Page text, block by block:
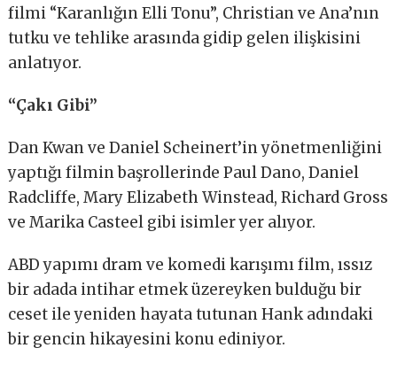
filmi “Karanlığın Elli Tonu”, Christian ve Ana’nın
tutku ve tehlike arasında gidip gelen ilişkisini
anlatıyor.
“Çakı Gibi”
Dan Kwan ve Daniel Scheinert’in yönetmenliğini
yaptığı filmin başrollerinde Paul Dano, Daniel
Radcliffe, Mary Elizabeth Winstead, Richard Gross
ve Marika Casteel gibi isimler yer alıyor.
ABD yapımı dram ve komedi karışımı film, ıssız
bir adada intihar etmek üzereyken bulduğu bir
ceset ile yeniden hayata tutunan Hank adındaki
bir gencin hikayesini konu ediniyor.